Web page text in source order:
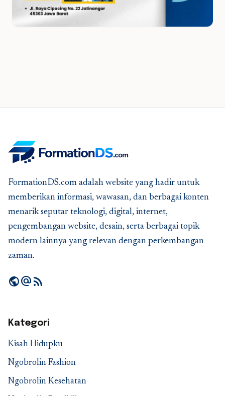
FormationDS.com adalah website yang hadir untuk
memberikan informasi, wawasan, dan berbagai konten
menarik seputar teknologi, digital, internet,
pengembangan website, desain, serta berbagai topik
modern lainnya yang relevan dengan perkembangan
zaman.
publicalternate_emailrss_feed
Kategori
Kisah Hidupku
Ngobrolin Fashion
Ngobrolin Kesehatan